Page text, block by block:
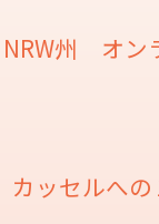
NRW州 オン
カッセルへ